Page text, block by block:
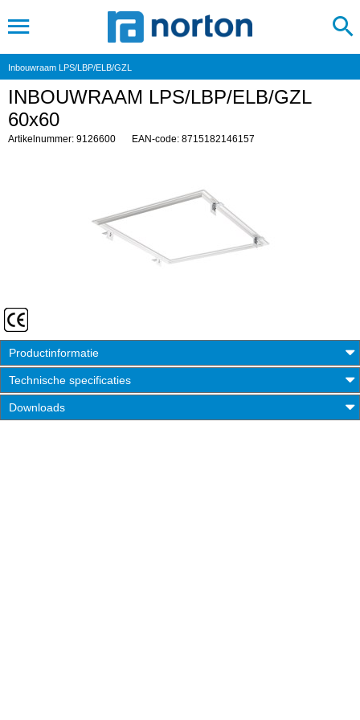
Inbouwraam LPS/LBP/ELB/GZL
INBOUWRAAM LPS/LBP/ELB/GZL
60x60
Artikelnummer: 9126600 EAN-code: 8715182146157
Productinformatie
Technische specificaties
Downloads